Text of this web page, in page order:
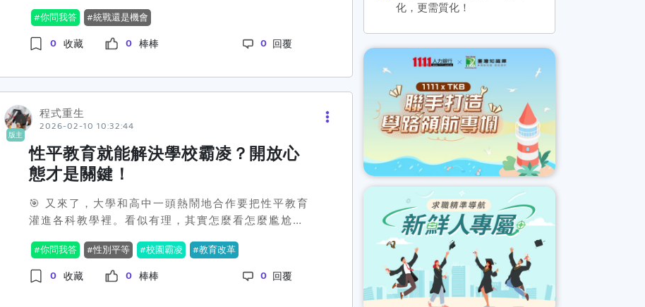
得超派，認為這不過又是中國的「統戰」手段，但也
有人覺得這對台灣學生來說，或許是一個難得的求學
機會。如果你覺得自己學測成績不錯，但在台灣的大
稻草。😲政策的核心就在於，中國大學願意接受台灣
的學測成績作為入學考量，且依學測成績設計的招收
系統將於3月啟動。對此，不同陣營的立場自然也是截
一步拉攏年輕一代的策略。但從學生角度出發，有些
人則覺得多了一個選擇就是好的，也可能有助於增加
勢的。然而，質疑的聲音還是不少。有人擔憂這樣的
跨岸教育，會不會間接讓中國掌控更大的話語權？甚
至是加大對台灣『思想滲透』的影響力？這一波政策
究竟會不會因此而翻車，我們只能拭目以待。不過，
仍然能夠確定的是，會有許多家庭在這個選擇上，花
你問我答 統戰還是機會
0 收藏 0 棒棒 0 回覆
版主
程式重生
2026-02-10 10:32:44
性平教育就能解決學校霸凌？開放心
態才是關鍵！
🎯 又來了，大學和高中一頭熱鬧地合作要把性平教育
灌進各科教學裡。看似有理，其實怎麼看怎麼尷尬。
禦校園霸凌、深化性別意識，好像性別等於答案一樣
神奇。不過，我們真的有這麼需要用性別來解釋一切
嗎？🤔從2018年開始，國教署一直在推動一大堆性平
你問我答 性別平等 校園霸凌 教育改革
0 收藏 0 棒棒 0 回覆
化，更需質化！